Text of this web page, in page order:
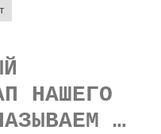
НАШЕГО
…